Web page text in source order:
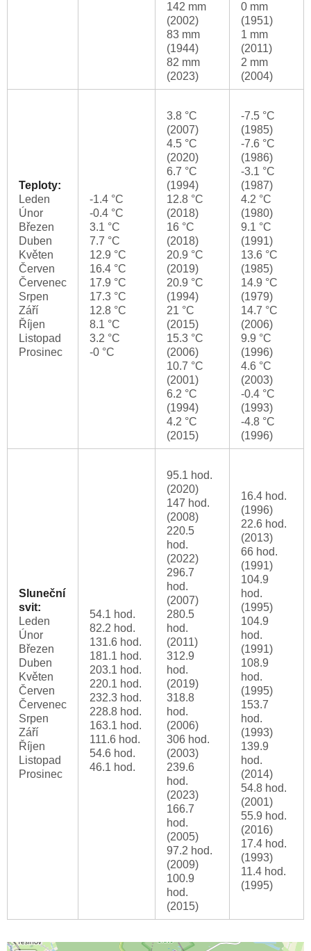
142 mm
(2002)
83 mm
(1944)
82 mm
(2023)
0 mm
(1951)
1 mm
(2011)
2 mm
(2004)
Teploty:
Leden
Únor
Březen
Duben
Květen
Červen
Červenec
Srpen
Září
Říjen
Listopad
Prosinec
-1.4 °C
-0.4 °C
3.1 °C
7.7 °C
12.9 °C
16.4 °C
17.9 °C
17.3 °C
12.8 °C
8.1 °C
3.2 °C
-0 °C
3.8 °C
(2007)
4.5 °C
(2020)
6.7 °C
(1994)
12.8 °C
(2018)
16 °C
(2018)
20.9 °C
(2019)
20.9 °C
(1994)
21 °C
(2015)
15.3 °C
(2006)
10.7 °C
(2001)
6.2 °C
(1994)
4.2 °C
(2015)
-7.5 °C
(1985)
-7.6 °C
(1986)
-3.1 °C
(1987)
4.2 °C
(1980)
9.1 °C
(1991)
13.6 °C
(1985)
14.9 °C
(1979)
14.7 °C
(2006)
9.9 °C
(1996)
4.6 °C
(2003)
-0.4 °C
(1993)
-4.8 °C
(1996)
Sluneční
svit:
Leden
Únor
Březen
Duben
Květen
Červen
Červenec
Srpen
Září
Říjen
Listopad
Prosinec
54.1 hod.
82.2 hod.
131.6 hod.
181.1 hod.
203.1 hod.
220.1 hod.
232.3 hod.
228.8 hod.
163.1 hod.
111.6 hod.
54.6 hod.
46.1 hod.
95.1 hod.
(2020)
147 hod.
(2008)
220.5
hod.
(2022)
296.7
hod.
(2007)
280.5
hod.
(2011)
312.9
hod.
(2019)
318.8
hod.
(2006)
306 hod.
(2003)
239.6
hod.
(2023)
166.7
hod.
(2005)
97.2 hod.
(2009)
100.9
hod.
(2015)
16.4 hod.
(1996)
22.6 hod.
(2013)
66 hod.
(1991)
104.9
hod.
(1995)
104.9
hod.
(1991)
108.9
hod.
(1995)
153.7
hod.
(1993)
139.9
hod.
(2014)
54.8 hod.
(2001)
55.9 hod.
(2016)
17.4 hod.
(1993)
11.4 hod.
(1995)